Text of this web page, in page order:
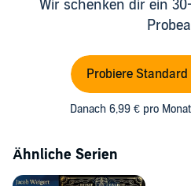
Wir schenken dir ein
Probiere
Danach 6,99 € pro
Ähnliche Serien